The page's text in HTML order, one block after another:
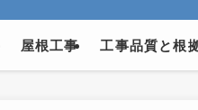
屋根工事 工事品質と根